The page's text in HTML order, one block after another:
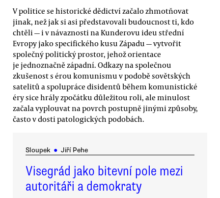
V politice se historické dědictví začalo zhmotňovat
jinak, než jak si asi představovali budoucnost ti, kdo
chtěli — i v návaznosti na Kunderovu ideu střední
Evropy jako specifického kusu Západu — vytvořit
společný politický prostor, jehož orientace
je jednoznačně západní. Odkazy na společnou
zkušenost s érou komunismu v podobě sovětských
satelitů a spolupráce disidentů během komunistické
éry sice hrály zpočátku důležitou roli, ale minulost
začala vyplouvat na povrch postupně jinými způsoby,
často v dosti patologických podobách.
Sloupek ● Jiří Pehe
Visegrád jako bitevní pole mezi
autoritáři a demokraty